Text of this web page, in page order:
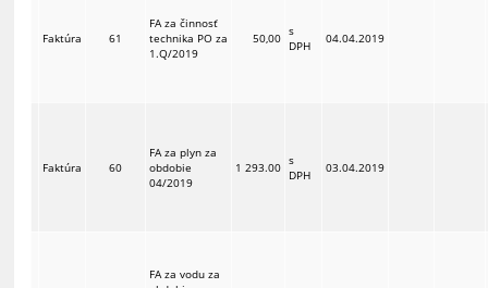
Faktúra 61
FA za činnosť
technika PO za
1.Q/2019
50,00 s
DPH
04.04.2019
Faktúra 60
FA za plyn za
obdobie
04/2019
1 293.00 s
DPH
03.04.2019
FA za vodu za